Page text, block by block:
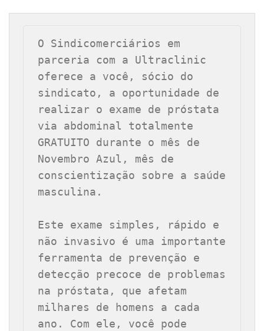
O Sindicomerciários em
parceria com a Ultraclinic
oferece a você, sócio do
sindicato, a oportunidade de
realizar o exame de próstata
via abdominal totalmente
GRATUITO durante o mês de
Novembro Azul, mês de
conscientização sobre a saúde
masculina.
Este exame simples, rápido e
não invasivo é uma importante
ferramenta de prevenção e
detecção precoce de problemas
na próstata, que afetam
milhares de homens a cada
ano. Com ele, você pode